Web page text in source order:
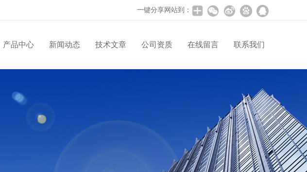
一键分享网站到：
产品中心 新闻动态 技术文章 公司资质 在线留言 联系我们